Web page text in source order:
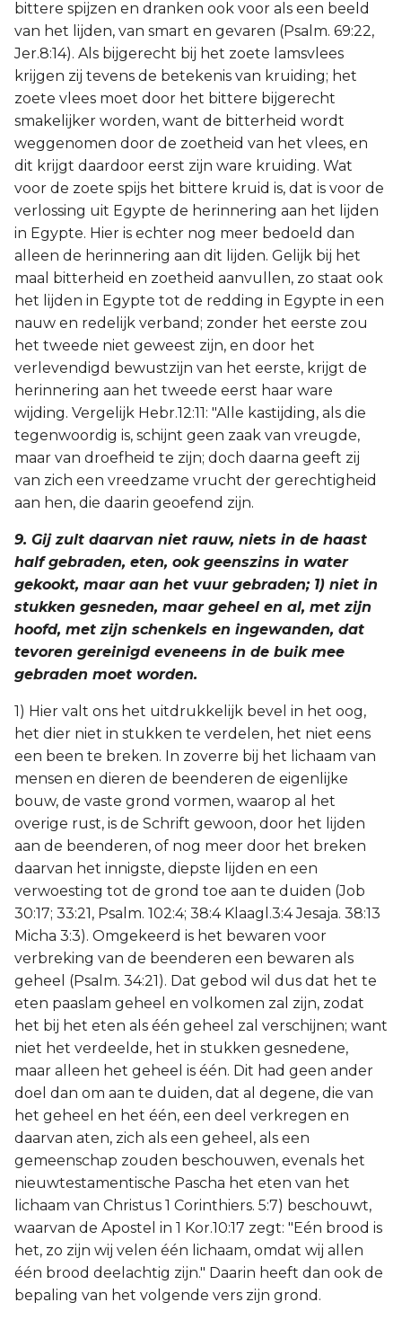
bittere spijzen en dranken ook voor als een beeld
van het lijden, van smart en gevaren (Psalm. 69:22,
Jer.8:14). Als bijgerecht bij het zoete lamsvlees
krijgen zij tevens de betekenis van kruiding; het
zoete vlees moet door het bittere bijgerecht
smakelijker worden, want de bitterheid wordt
weggenomen door de zoetheid van het vlees, en
dit krijgt daardoor eerst zijn ware kruiding. Wat
voor de zoete spijs het bittere kruid is, dat is voor de
verlossing uit Egypte de herinnering aan het lijden
in Egypte. Hier is echter nog meer bedoeld dan
alleen de herinnering aan dit lijden. Gelijk bij het
maal bitterheid en zoetheid aanvullen, zo staat ook
het lijden in Egypte tot de redding in Egypte in een
nauw en redelijk verband; zonder het eerste zou
het tweede niet geweest zijn, en door het
verlevendigd bewustzijn van het eerste, krijgt de
herinnering aan het tweede eerst haar ware
wijding. Vergelijk Hebr.12:11: "Alle kastijding, als die
tegenwoordig is, schijnt geen zaak van vreugde,
maar van droefheid te zijn; doch daarna geeft zij
van zich een vreedzame vrucht der gerechtigheid
aan hen, die daarin geoefend zijn.
9. Gij zult daarvan niet rauw, niets in de haast
half gebraden, eten, ook geenszins in water
gekookt, maar aan het vuur gebraden; 1) niet in
stukken gesneden, maar geheel en al, met zijn
hoofd, met zijn schenkels en ingewanden, dat
tevoren gereinigd eveneens in de buik mee
gebraden moet worden.
1) Hier valt ons het uitdrukkelijk bevel in het oog,
het dier niet in stukken te verdelen, het niet eens
een been te breken. In zoverre bij het lichaam van
mensen en dieren de beenderen de eigenlijke
bouw, de vaste grond vormen, waarop al het
overige rust, is de Schrift gewoon, door het lijden
aan de beenderen, of nog meer door het breken
daarvan het innigste, diepste lijden en een
verwoesting tot de grond toe aan te duiden (Job
30:17; 33:21, Psalm. 102:4; 38:4 Klaagl.3:4 Jesaja. 38:13
Micha 3:3). Omgekeerd is het bewaren voor
verbreking van de beenderen een bewaren als
geheel (Psalm. 34:21). Dat gebod wil dus dat het te
eten paaslam geheel en volkomen zal zijn, zodat
het bij het eten als één geheel zal verschijnen; want
niet het verdeelde, het in stukken gesnedene,
maar alleen het geheel is één. Dit had geen ander
doel dan om aan te duiden, dat al degene, die van
het geheel en het één, een deel verkregen en
daarvan aten, zich als een geheel, als een
gemeenschap zouden beschouwen, evenals het
nieuwtestamentische Pascha het eten van het
lichaam van Christus 1 Corinthiers. 5:7) beschouwt,
waarvan de Apostel in 1 Kor.10:17 zegt: "Eén brood is
het, zo zijn wij velen één lichaam, omdat wij allen
één brood deelachtig zijn." Daarin heeft dan ook de
bepaling van het volgende vers zijn grond.